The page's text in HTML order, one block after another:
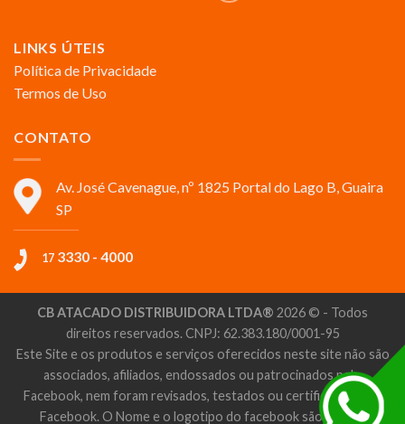
LINKS ÚTEIS
Política de Privacidade
Termos de Uso
CONTATO
Av. José Cavenague, nº 1825 Portal do Lago B, Guaira
SP
17 3330 - 4000
CB ATACADO DISTRIBUIDORA LTDA® 2026 © - Todos
direitos reservados. CNPJ: 62.383.180/0001-95
Este Site e os produtos e serviços oferecidos neste site não são
associados, afiliados, endossados ou patrocinados pelo
Facebook, nem foram revisados, testados ou certificados pelo
Facebook. O Nome e o logotipo do facebook são marcas